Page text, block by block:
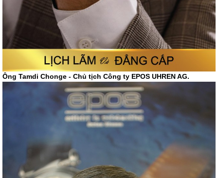
Ông Tamdi Chonge - Chủ tịch Công ty EPOS UHREN AG.